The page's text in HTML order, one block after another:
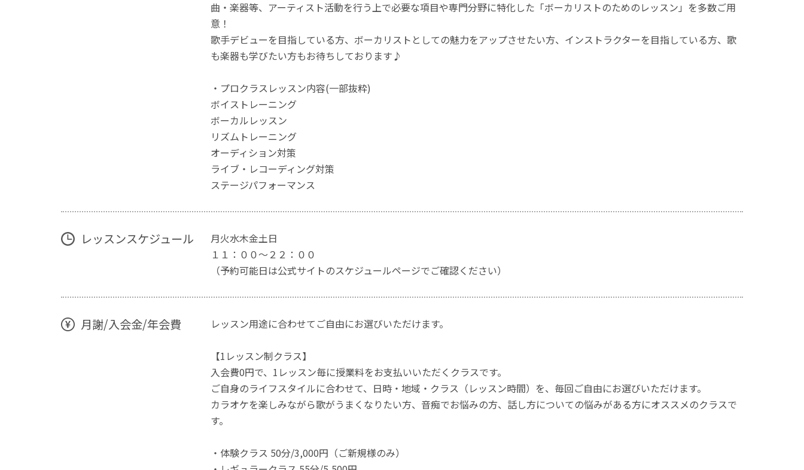
曲・楽器等、アーティスト活動を行う上で必要な項目や専門分野に特化した「ボーカリストのためのレッスン」を多数ご用
意！
歌手デビューを目指している方、ボーカリストとしての魅力をアップさせたい方、インストラクターを目指している方、歌
も楽器も学びたい方もお待ちしております♪
・プロクラスレッスン内容(一部抜粋)
ボイストレーニング
ボーカルレッスン
リズムトレーニング
オーディション対策
ライブ・レコーディング対策
ステージパフォーマンス
レッスンスケジュール
月火水木金土日
１１：００〜２２：００
（予約可能日は公式サイトのスケジュールページでご確認ください）
月謝/入会金/年会費 レッスン用途に合わせてご自由にお選びいただけます。
【1レッスン制クラス】
入会費0円で、1レッスン毎に授業料をお支払いいただくクラスです。
ご自身のライフスタイルに合わせて、日時・地域・クラス（レッスン時間）を、毎回ご自由にお選びいただけます。
カラオケを楽しみながら歌がうまくなりたい方、音痴でお悩みの方、話し方についての悩みがある方にオススメのクラスで
す。
・体験クラス 50分/3,000円（ご新規様のみ）